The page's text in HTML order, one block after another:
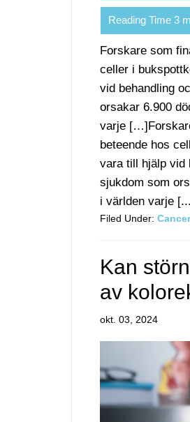
Forskare som
celler i
vid behandling
orsakar 6.900
varje
beteende hos
vara till hjälp vid
sjukdom som
i världen varje
Filed Under:
Kan
av
okt. 03, 2024